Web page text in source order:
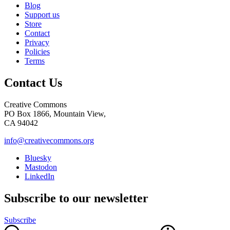
Blog
Support us
Store
Contact
Privacy
Policies
Terms
Contact Us
Creative Commons
PO Box 1866, Mountain View,
CA 94042
info@creativecommons.org
Bluesky
Mastodon
LinkedIn
Subscribe to our newsletter
Subscribe